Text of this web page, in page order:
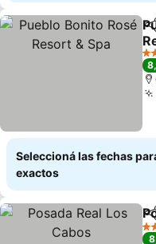
4
Seleccioná las fechas
exactos
3